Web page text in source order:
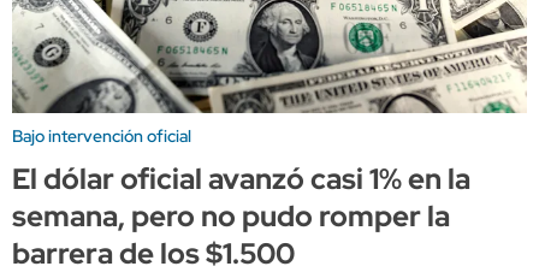
Bajo intervención oficial
El dólar oficial avanzó casi 1% en la
semana, pero no pudo romper la
barrera de los $1.500